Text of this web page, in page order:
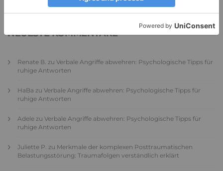
9. Juli 2026 0
NEUESTE KOMMENTARE
Renate B. zu Verbale Angriffe abwehren: Psychologische Tipps für
ruhige Antworten
HaBa zu Verbale Angriffe abwehren: Psychologische Tipps für
ruhige Antworten
Adele zu Verbale Angriffe abwehren: Psychologische Tipps für
ruhige Antworten
Juliette P. zu Merkmale der komplexen Posttraumatischen
Belastungsstörung: Traumafolgen verständlich erklärt